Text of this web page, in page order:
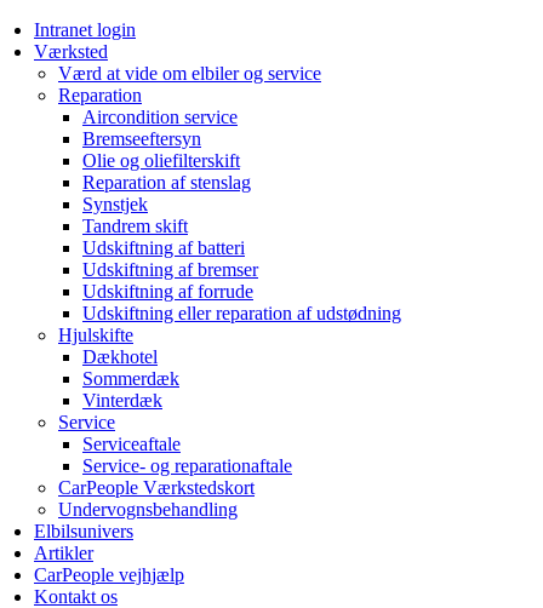
Intranet login
Værksted
Værd at vide om elbiler og service
Reparation
Aircondition service
Bremseeftersyn
Olie og oliefilterskift
Reparation af stenslag
Synstjek
Tandrem skift
Udskiftning af batteri
Udskiftning af bremser
Udskiftning af forrude
Udskiftning eller reparation af udstødning
Hjulskifte
Dækhotel
Sommerdæk
Vinterdæk
Service
Serviceaftale
Service- og reparationaftale
CarPeople Værkstedskort
Undervognsbehandling
Elbilsunivers
Artikler
CarPeople vejhjælp
Kontakt os